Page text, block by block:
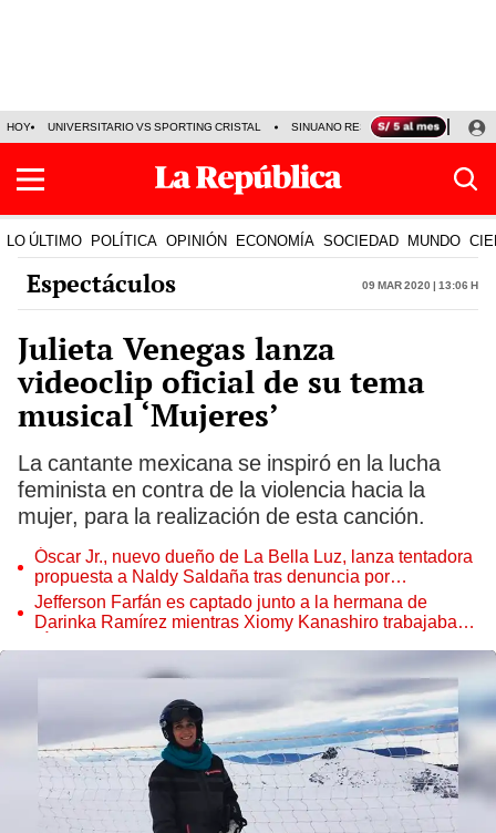
HOY UNIVERSITARIO VS SPORTING CRISTAL SINUANO RESULTADOS HOY
LO ÚLTIMO POLÍTICA OPINIÓN ECONOMÍA SOCIEDAD MUNDO
Espectáculos 09 Mar 2020 | 13:06 h
Julieta Venegas lanza
videoclip oficial de su tema
musical ‘Mujeres’
La cantante mexicana se inspiró en la lucha
feminista en contra de la violencia hacia la
mujer, para la realización de esta canción.
Óscar Jr., nuevo dueño de La Bella Luz, lanza tentadora
propuesta a Naldy Saldaña tras denuncia por
tocamientos
Jefferson Farfán es captado junto a la hermana de
Darinka Ramírez mientras Xiomy Kanashiro trabajaba: